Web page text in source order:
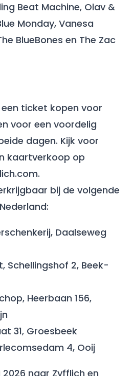
Beat Machine, Olav &
Monday, Vanesa
BlueBones en The Zac
een ticket kopen voor
voor een voordelig
dagen. Kijk voor
kaartverkoop op
bij de volgende
Daalseweg
Schellingshof 2, Beek-
Heerbaan 156,
31, Groesbeek
4, Ooij
naar Zyfflich en